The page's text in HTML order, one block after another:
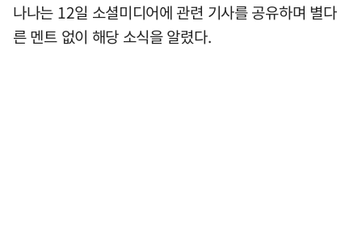
나나는 12일 소셜미디어에 관련 기사를 공유하며 별다
른 멘트 없이 해당 소식을 알렸다.